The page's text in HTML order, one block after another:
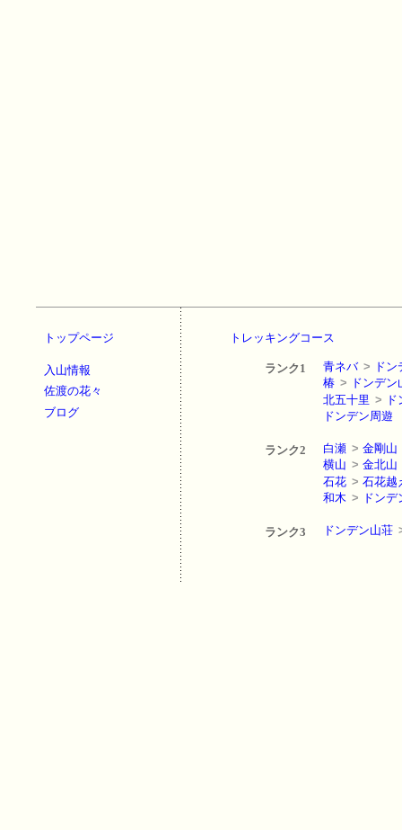
トップページ
入山情報
佐渡の花々
ブログ
トレッキングコース
ランク1 青ネバ > ド
椿 > ドンデン
北五十里 >
ドンデン周遊
ランク2 白瀬 > 金剛山
横山 > 金北山
石花 > 石花越
和木 > ドンデ
ランク3 ドンデン山荘